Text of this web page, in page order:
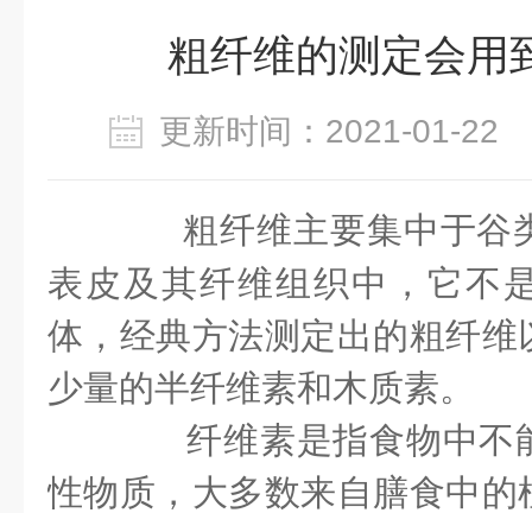
粗纤维的测定会用
更新时间：2021-01-
粗纤维主要集中于谷
表皮及其纤维组织中，它不
体，经典方法测定出的粗纤
少量的半纤维素和木质素。
纤维素是指食物中不
性物质，大多数来自膳食中